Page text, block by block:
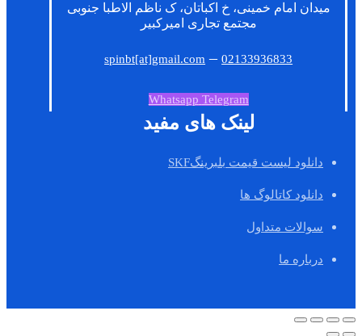
میدان امام خمینی، خ اکباتان، ک ناظم الاطبا جنوبی
مجتمع تجاری امیرکبیر
spinbt[at]gmail.com –02133936833
Whatsapp Telegram
لینک های مفید
دانلود لیست قیمت بلبرینگSKF
دانلود کاتالوگ ها
سوالات متداول
درباره ما